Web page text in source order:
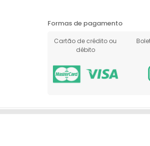
Formas de pagamento
Cartão de crédito ou
débito